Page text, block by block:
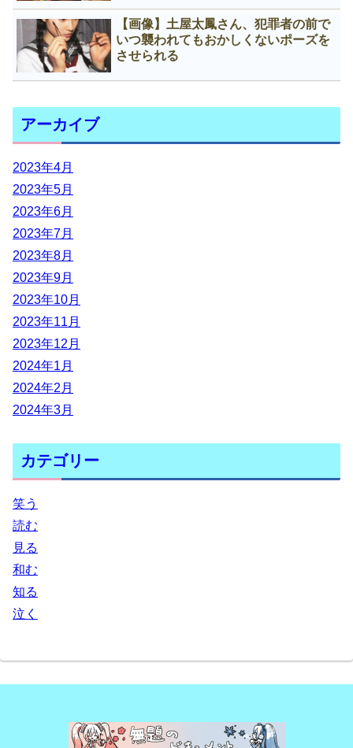
【画像】土屋太鳳さん、犯罪者の前で
いつ襲われてもおかしくないポーズを
させられる
アーカイブ
2023年4月
2023年5月
2023年6月
2023年7月
2023年8月
2023年9月
2023年10月
2023年11月
2023年12月
2024年1月
2024年2月
2024年3月
カテゴリー
笑う
読む
見る
和む
知る
泣く